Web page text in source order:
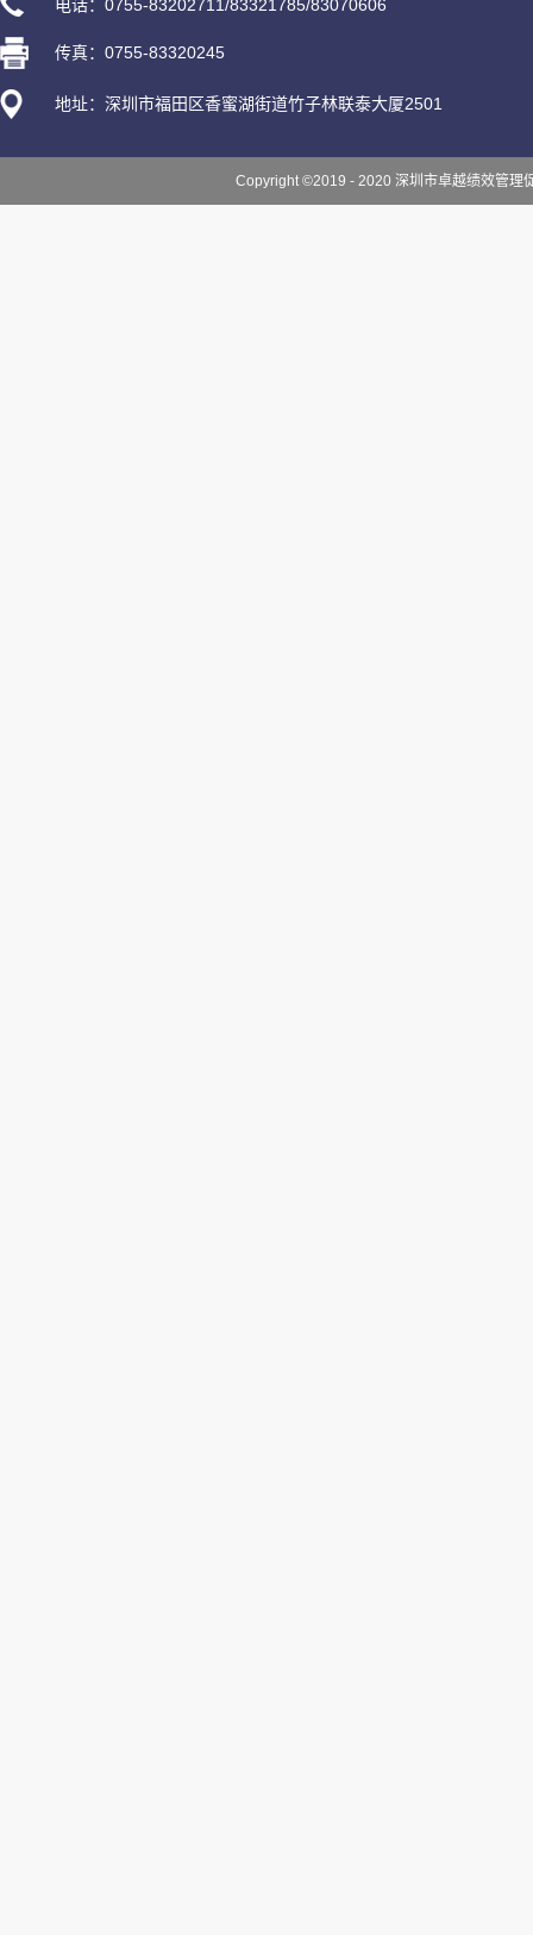
电话：0755-83202711/83321785/83070606
传真：0755-83320245
地址：深圳市福田区香蜜湖街道竹子林联泰大厦2501
Copyright ©2019 - 2020 深圳市卓越绩效管理